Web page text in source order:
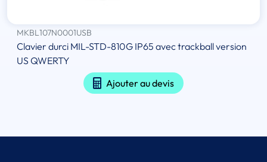
MKBL107N0001USB
Clavier durci MIL-STD-810G IP65 avec trackball version
US QWERTY
Ajouter au devis